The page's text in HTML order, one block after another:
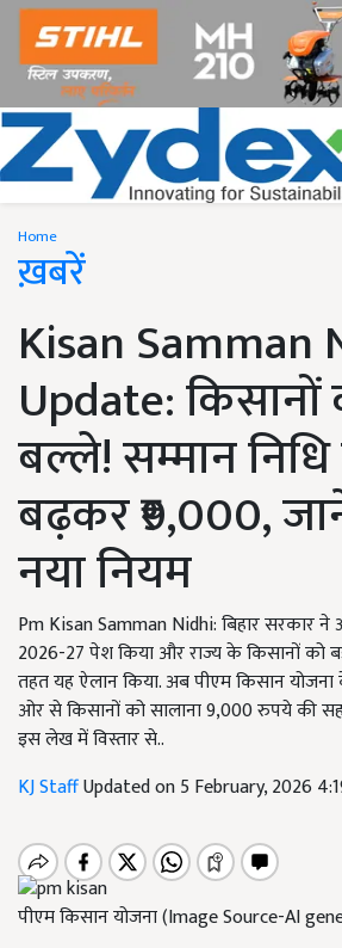
Home
ख़बरें
Kisan Samman
Update:
बल्ले! सम्मान
बढ़कर ₹9,000,
नया नियम
Pm Kisan Samman Nidhi: बिहार सरकार ने
2026-27 पेश किया और राज्य के किसानों को
तहत यह ऐलान किया. अब पीएम किसान
ओर से किसानों को सालाना 9,000 रुपये की
इस लेख में विस्तार से..
KJ StaffUpdated on 5 February, 2026
पीएम किसान योजना (Image Source-AI